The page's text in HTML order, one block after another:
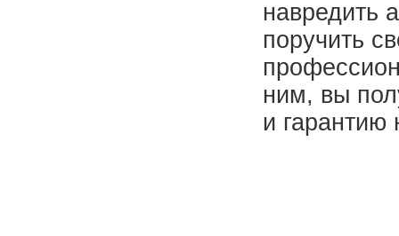
навредить
поручить
ним, вы
и гарантию